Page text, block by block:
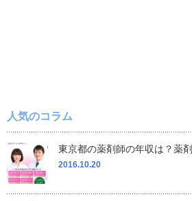
人気のコラム
東京都の薬剤師の年収は？薬
2016.10.20